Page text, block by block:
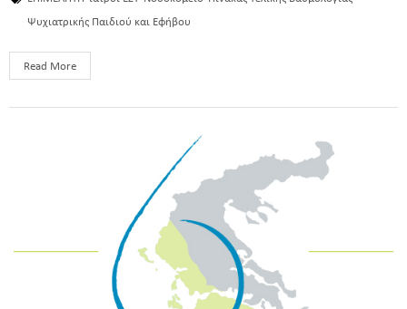
Ψυχιατρικής Παιδιού και Εφήβου
Read More